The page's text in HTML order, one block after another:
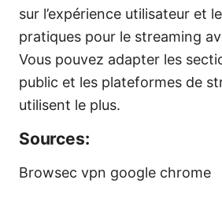
sur l’expérience utilisateur et
pratiques pour le streaming
Vous pouvez adapter les
public et les plateformes de
utilisent le plus.
Sources:
Browsec vpn google chrome